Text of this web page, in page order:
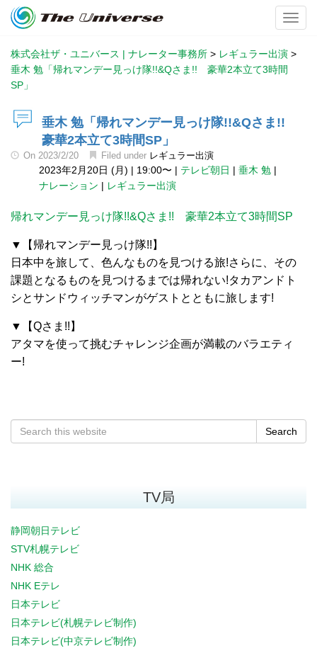
株式会社ザ・ユニバース | ナレーター事務所 > レギュラー出演 >
垂木 勉「帰れマンデー見っけ隊!!&Qさま!! 豪華2本立て3時間
SP」
垂木 勉「帰れマンデー見っけ隊!!&Qさま!!
豪華2本立て3時間SP」
On 2023/2/20 Filed under レギュラー出演
2023年2月20日 (月) | 19:00〜 | テレビ朝日 | 垂木 勉 |
ナレーション | レギュラー出演
帰れマンデー見っけ隊!!&Qさま!! 豪華2本立て3時間SP
▼【帰れマンデー見っけ隊!!】
日本中を旅して、色んなものを見つける旅!さらに、その
課題となるものを見つけるまでは帰れない!タカアンドト
シとサンドウィッチマンがゲストとともに旅します!
▼【Qさま!!】
アタマを使って挑むチャレンジ企画が満載のバラエティ
ー!
Search
TV局
静岡朝日テレビ
STV札幌テレビ
NHK 総合
NHK Eテレ
日本テレビ
日本テレビ(札幌テレビ制作)
日本テレビ(中京テレビ制作)